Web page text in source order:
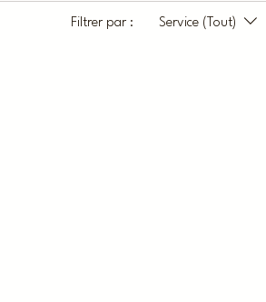
Filtrer par : Service (Tout)